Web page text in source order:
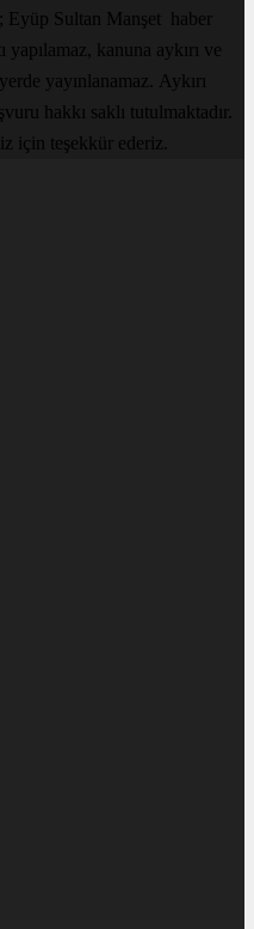
Eyüp Sultan Manşet haber
kanuna aykırı ve
yayınlanamaz. Aykırı
hakkı saklı tutulmaktadır.
için teşekkür ederiz.